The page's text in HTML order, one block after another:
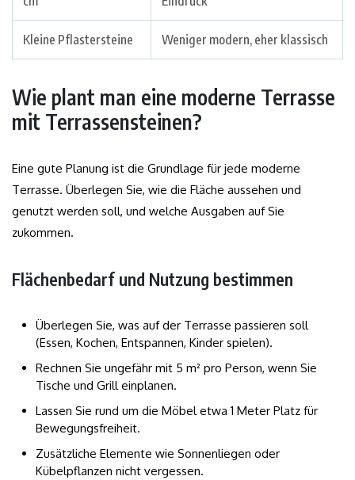
Kleine Pflastersteine Weniger modern, eher klassisch
Wie plant man eine moderne Terrasse
mit Terrassensteinen?
Eine gute Planung ist die Grundlage für jede moderne
Terrasse. Überlegen Sie, wie die Fläche aussehen und
genutzt werden soll, und welche Ausgaben auf Sie
zukommen.
Flächenbedarf und Nutzung bestimmen
Überlegen Sie, was auf der Terrasse passieren soll
(Essen, Kochen, Entspannen, Kinder spielen).
Rechnen Sie ungefähr mit 5 m² pro Person, wenn Sie
Tische und Grill einplanen.
Lassen Sie rund um die Möbel etwa 1 Meter Platz für
Bewegungsfreiheit.
Zusätzliche Elemente wie Sonnenliegen oder
Kübelpflanzen nicht vergessen.